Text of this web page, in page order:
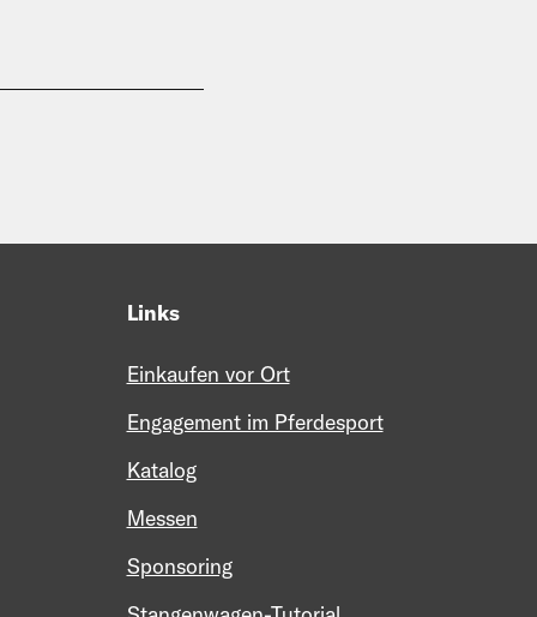
Links
Einkaufen vor Ort
Engagement im Pferdesport
Katalog
Messen
Sponsoring